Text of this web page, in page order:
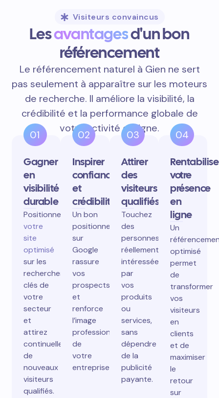
Visiteurs convaincus
Lesavantagesd'un bon
référencement
Le référencement naturel à Gien ne sert
pas seulement à apparaître sur les moteurs
de recherche. Il améliore la visibilité, la
crédibilité et la performance globale de
votre activité en ligne.
01
Gagner
en
visibilité
durable
Positionnez
votre
site
optimisé
sur les
recherches
clés de
votre
secteur
et
attirez
continuellement
de
nouveaux
visiteurs
qualifiés.
02
Inspirer
confiance
et
crédibilité
Un bon
positionnement
sur
Google
rassure
vos
prospects
et
renforce
l’image
professionnelle
de
votre
entreprise.
03
Attirer
des
visiteurs
qualifiés
Touchez
des
personnes
réellement
intéressées
par
vos
produits
ou
services,
sans
dépendre
de la
publicité
payante.
04
votre
présence
en
ligne
Un
optimisé
permet
de
transformer
vos
visiteurs
en
clients
et de
maximiser
le
retour
sur